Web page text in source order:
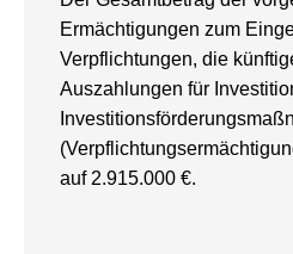
Ermächtigungen zum
Verpflichtungen, die
Auszahlungen für
auf 2.915.000 €.